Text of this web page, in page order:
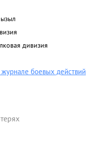
дивизия
журнале боевых действий